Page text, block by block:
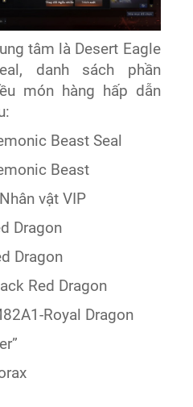
tâm là Desert Eagle
danh sách phần
món hàng hấp dẫn
Beast Seal
Beast
vật VIP
Dragon
Dragon
Red Dragon
Royal Dragon